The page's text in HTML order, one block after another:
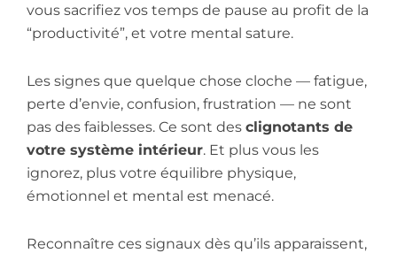
vous sacrifiez vos temps de pause au profit de la
“productivité”, et votre mental sature.
Les signes que quelque chose cloche — fatigue,
perte d’envie, confusion, frustration — ne sont
pas des faiblesses. Ce sont des clignotants de
votre système intérieur. Et plus vous les
ignorez, plus votre équilibre physique,
émotionnel et mental est menacé.
Reconnaître ces signaux dès qu’ils apparaissent,